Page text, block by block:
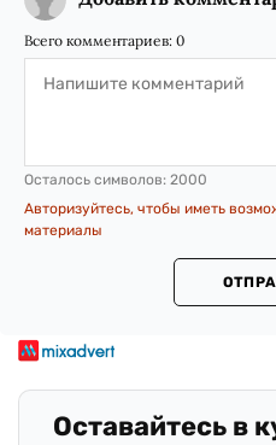
Всего комментариев: 0
Осталось символов: 2000
Авторизуйтесь, чтобы иметь
материалы
Оставайтесь в